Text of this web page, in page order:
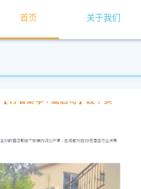
首页 关于我们